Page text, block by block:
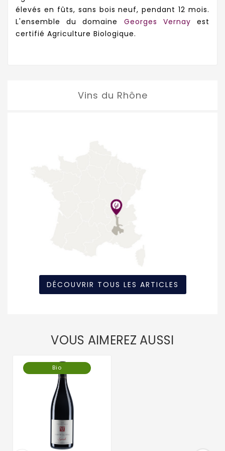
élevés en fûts, sans bois neuf, pendant 12 mois.
L'ensemble du domaine Georges Vernay est
certifié Agriculture Biologique.
Vins du Rhône
DÉCOUVRIR TOUS LES ARTICLES
VOUS AIMEREZ AUSSI
Bio